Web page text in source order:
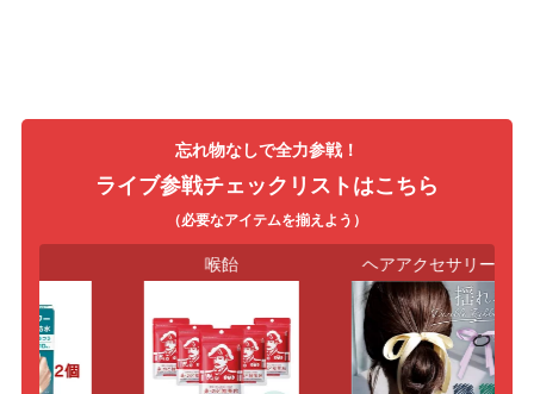
忘れ物なしで全力参戦！
ライブ参戦チェックリストはこちら
（必要なアイテムを揃えよう）
喉飴 ヘアアクセサリー